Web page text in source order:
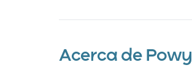
Acerca de Powy